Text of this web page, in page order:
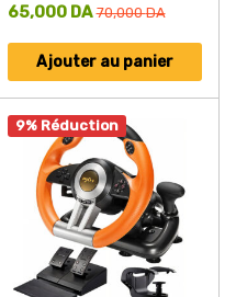
70,000DA
65,000 DA
Ajouter au panier
9% Réduction